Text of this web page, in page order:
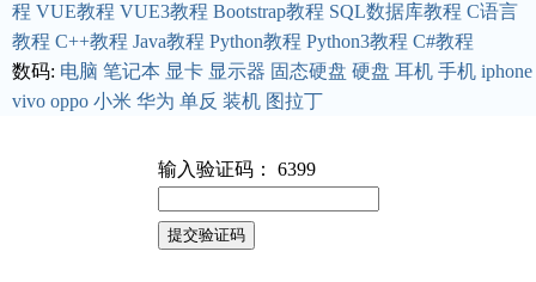
程 VUE教程 VUE3教程 Bootstrap教程 SQL数据库教程 C语言
教程 C++教程 Java教程 Python教程 Python3教程 C#教程
数码: 电脑 笔记本 显卡 显示器 固态硬盘 硬盘 耳机 手机 iphone
vivo oppo 小米 华为 单反 装机 图拉丁
输入验证码： 6399